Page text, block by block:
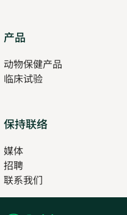
产品
new
tab
动物保健产品
临床试验
保持联络
媒体
招聘
in
new
联系我们
in